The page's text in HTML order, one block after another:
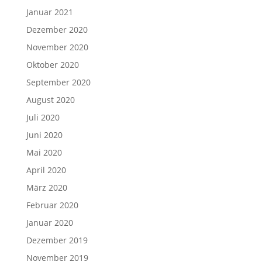
Januar 2021
Dezember 2020
November 2020
Oktober 2020
September 2020
August 2020
Juli 2020
Juni 2020
Mai 2020
April 2020
März 2020
Februar 2020
Januar 2020
Dezember 2019
November 2019